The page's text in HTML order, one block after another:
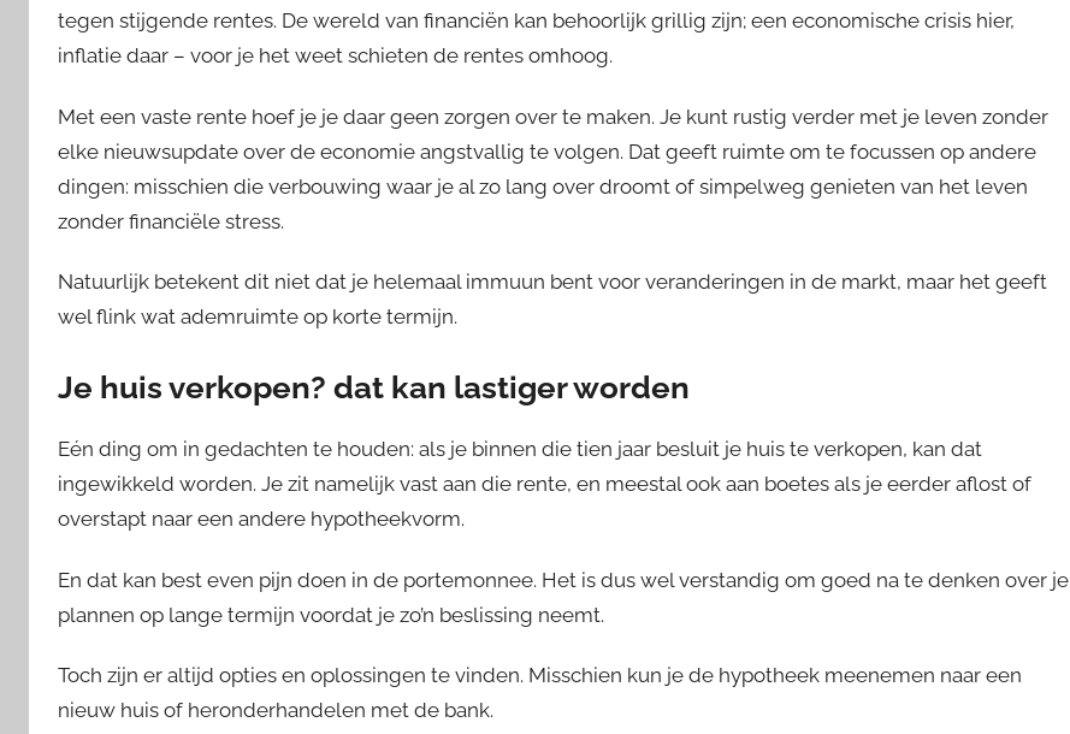
tegen stijgende rentes. De wereld van financiën kan behoorlijk grillig zijn; een economische crisis hier,
inflatie daar – voor je het weet schieten de rentes omhoog.
Met een vaste rente hoef je je daar geen zorgen over te maken. Je kunt rustig verder met je leven zonder
elke nieuwsupdate over de economie angstvallig te volgen. Dat geeft ruimte om te focussen op andere
dingen: misschien die verbouwing waar je al zo lang over droomt of simpelweg genieten van het leven
zonder financiële stress.
Natuurlijk betekent dit niet dat je helemaal immuun bent voor veranderingen in de markt, maar het geeft
wel flink wat ademruimte op korte termijn.
Je huis verkopen? dat kan lastiger worden
Eén ding om in gedachten te houden: als je binnen die tien jaar besluit je huis te verkopen, kan dat
ingewikkeld worden. Je zit namelijk vast aan die rente, en meestal ook aan boetes als je eerder aflost of
overstapt naar een andere hypotheekvorm.
En dat kan best even pijn doen in de portemonnee. Het is dus wel verstandig om goed na te denken over je
plannen op lange termijn voordat je zo’n beslissing neemt.
Toch zijn er altijd opties en oplossingen te vinden. Misschien kun je de hypotheek meenemen naar een
nieuw huis of heronderhandelen met de bank.